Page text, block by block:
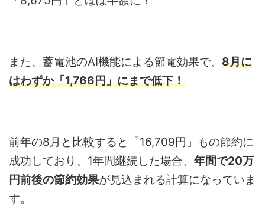
また、蓄電池のAI機能による節電効果で、 8月に
はわずか「1,766円」にまで低下！
前年の8月と比較すると「16,709円」もの節約に
成功しており、1年間継続した場合、 年間で20万
円前後の節約効果が見込まれる計算になっていま
す。